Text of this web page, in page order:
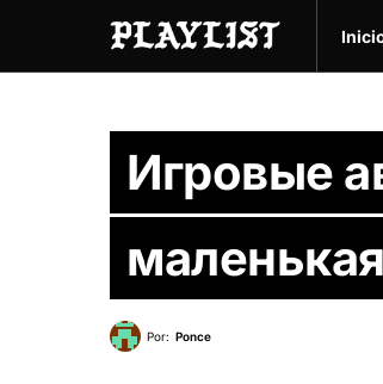
Игровые
Por: Ponce